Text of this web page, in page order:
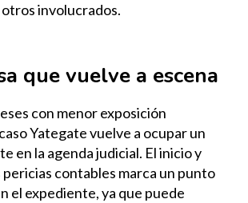
otros involucrados.
que vuelve a escena
con menor exposición
Yategate vuelve a ocupar un
en la agenda judicial. El inicio y
pericias contables marca un punto
el expediente, ya que puede